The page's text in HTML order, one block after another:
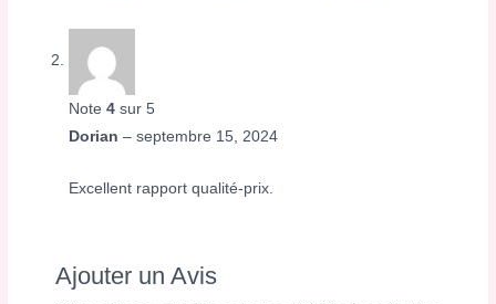
Note4 sur 5
Dorian– septembre 15, 2024
Excellent rapport qualité-prix.
Ajouter un Avis